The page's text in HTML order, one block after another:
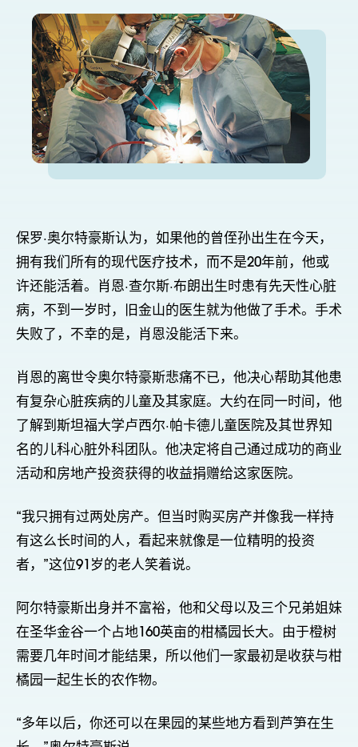
保罗·奥尔特豪斯认为，如果他的曾侄孙出生在今天，
拥有我们所有的现代医疗技术，而不是20年前，他或
许还能活着。肖恩·查尔斯·布朗出生时患有先天性心脏
病，不到一岁时，旧金山的医生就为他做了手术。手术
失败了，不幸的是，肖恩没能活下来。
肖恩的离世令奥尔特豪斯悲痛不已，他决心帮助其他患
有复杂心脏疾病的儿童及其家庭。大约在同一时间，他
了解到斯坦福大学卢西尔·帕卡德儿童医院及其世界知
名的儿科心脏外科团队。他决定将自己通过成功的商业
活动和房地产投资获得的收益捐赠给这家医院。
“我只拥有过两处房产。但当时购买房产并像我一样持
有这么长时间的人，看起来就像是一位精明的投资
者，”这位91岁的老人笑着说。
阿尔特豪斯出身并不富裕，他和父母以及三个兄弟姐妹
在圣华金谷一个占地160英亩的柑橘园长大。由于橙树
需要几年时间才能结果，所以他们一家最初是收获与柑
橘园一起生长的农作物。
“多年以后，你还可以在果园的某些地方看到芦笋在生